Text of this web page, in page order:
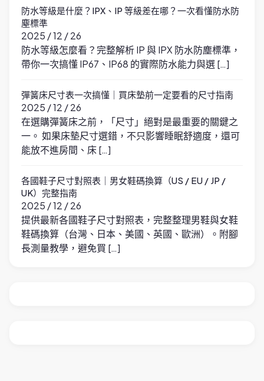
防水等級是什麼？IPX、IP 等級差在哪？一次看懂防水防
塵標準
2025 / 12 / 26
防水等級怎麼看？完整解析 IP 與 IPX 防水防塵標準，
帶你一次搞懂 IP67、IP68 的實際防水能力與選 […]
彈簧床尺寸表一次搞懂｜買床墊前一定要看的尺寸指南
2025 / 12 / 26
在選購彈簧床之前，「尺寸」絕對是最重要的關鍵之
一。 如果床墊尺寸選錯，不只影響睡眠舒適度，還可
能放不進房間、床 […]
各國鞋子尺寸對照表｜男女鞋碼換算（US / EU / JP /
UK）完整指南
2025 / 12 / 26
提供最新各國鞋子尺寸對照表，完整整理男鞋與女鞋
鞋碼換算（台灣、日本、美國、英國、歐洲）。附腳
長測量教學，避免買 […]